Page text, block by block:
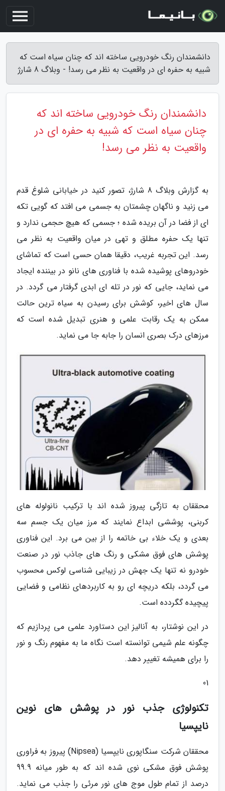
دانشمندان رنگ خودرویی ساخته اند که چنان سیاه است که
شبیه به حفره ای در واقعیت به نظر می رسد! - وبلاگ 8 شارژ
دانشمندان رنگ خودرویی ساخته اند که
چنان سیاه است که شبیه به حفره ای در
واقعیت به نظر می رسد!
به گزارش وبلاگ 8 شارژ، تصور کنید در خیابانی شلوغ قدم
می زنید و ناگهان چشمتان به جسمی می افتد که گویی تکه
ای از فضا در آن بریده شده ؛ جسمی که هیچ حجمی ندارد و
تنها یک حفره مطلق و تهی در میان واقعیت به نظر می
رسد. این تجربه غریب، دقیقا همان حسی است که تماشای
خودروهای پوشیده شده با فناوری های نانو در بیننده ایجاد
می نماید، جایی که نور در تله ای ابدی گرفتار می گردد. در
سال های اخیر، کوشش برای رسیدن به سیاه ترین حالت
ممکن به یک رقابت علمی و هنری تبدیل شده است که
مرزهای درک بصری انسان را جابه جا می نماید.
محققان به تازگی پیروز شده اند با ترکیب نانولوله های
کربنی، پوششی ابداع نمایند که مرز میان یک جسم سه
بعدی و یک خلاء بی خاتمه را از بین می برد. این فناوری
پوشش های فوق مشکی و رنگ های جاذب نور در صنعت
خودرو نه تنها یک جهش در زیبایی شناسی لوکس محسوب
می گردد، بلکه دریچه ای رو به کاربردهای نظامی و فضایی
پیچیده گگردده است.
در این نوشتار، به آنالیز این دستاورد علمی می پردازیم که
چگونه علم شیمی توانسته است نگاه ما به مفهوم رنگ و نور
را برای همیشه تغییر دهد.
01
تکنولوژی جذب نور در پوشش های نوین
نایپسیا
محققان شرکت سنگاپوری نایپسیا (Nipsea) پیروز به فراوری
پوشش فوق مشکی نوی شده اند که به طور میانه 99.9
درصد از تمام طول موج های نور مرئی را جذب می نماید.